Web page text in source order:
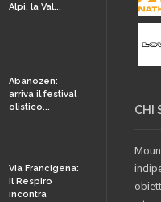
Alpi, la Val...
Abanozen:
arriva il festival
olistico...
Via Francigena:
il Respiro
incontra
CHI